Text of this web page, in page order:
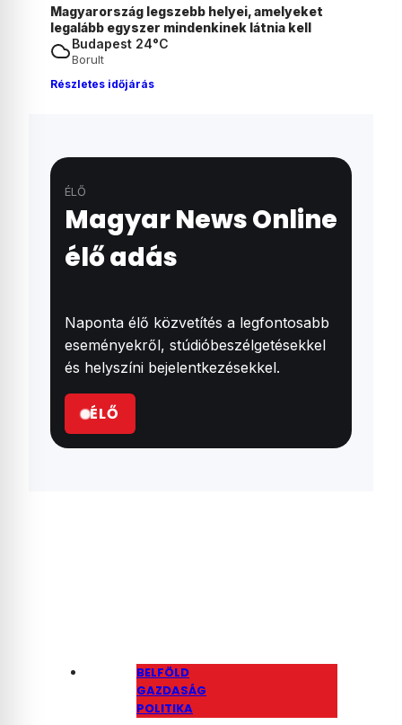
Már szeptembertől alkalmazhatják Lannert
Juditék javaslatait az általános iskolák
Budapest 24°C
Borult
Részletes időjárás
ÉLŐ
Magyar News Online
élő adás
Naponta élő közvetítés a legfontosabb
eseményekről, stúdióbeszélgetésekkel
és helyszíni bejelentkezésekkel.
ÉLŐ
BELFÖLD
GAZDASÁG
POLITIKA